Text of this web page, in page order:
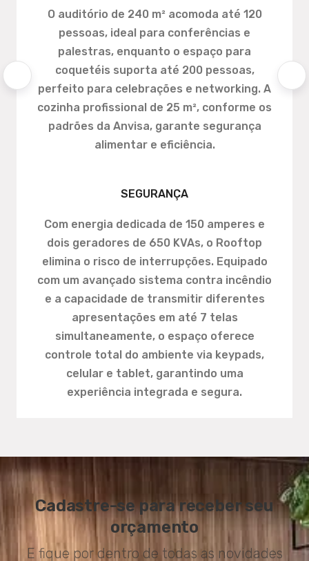
O auditório de 240 m² acomoda até 120
pessoas, ideal para conferências e
palestras, enquanto o espaço para
coquetéis suporta até 200 pessoas,
perfeito para celebrações e networking. A
cozinha profissional de 25 m², conforme os
padrões da Anvisa, garante segurança
alimentar e eficiência.
SEGURANÇA
Com energia dedicada de 150 amperes e
dois geradores de 650 KVAs, o Rooftop
elimina o risco de interrupções. Equipado
com um avançado sistema contra incêndio
e a capacidade de transmitir diferentes
apresentações em até 7 telas
simultaneamente, o espaço oferece
controle total do ambiente via keypads,
celular e tablet, garantindo uma
experiência integrada e segura.
Cadastre-se para receber seu
orçamento
E fique por dentro de todas as novidades